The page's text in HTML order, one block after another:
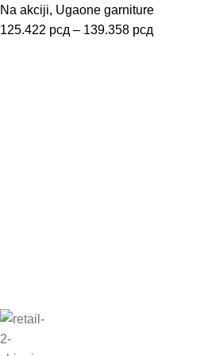
Na akciji, Ugaone garniture
125.422 рсд – 139.358 рсд